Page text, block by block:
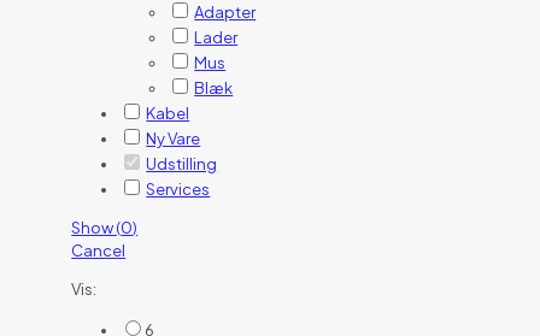
Adapter
Lader
Mus
Blæk
Kabel
Ny Vare
Udstilling
Services
Show(0)
Cancel
Vis:
6